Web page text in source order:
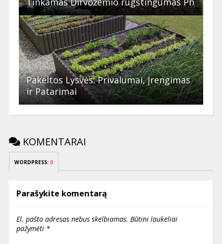
Pakeltos Lysvės: Privalumai, Įrengimas
ir Patarimai
KOMENTARAI
WORDPRESS: 0
Parašykite komentarą
El. pašto adresas nebus skelbiamas. Būtini laukeliai
pažymėti *